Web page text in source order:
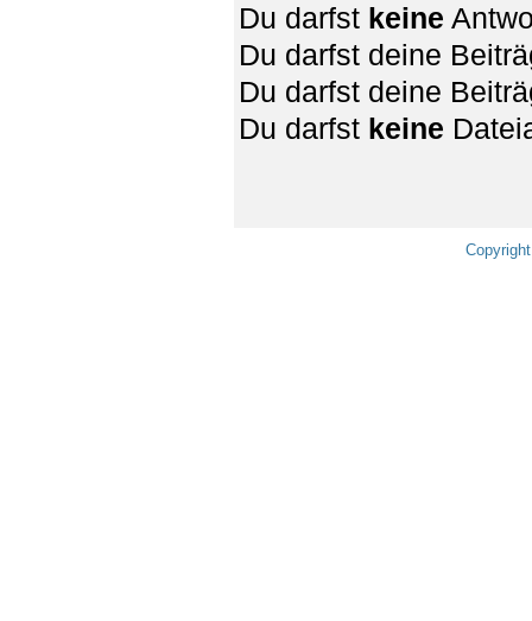
Du darfst keine
Du darfst deine
Du darfst deine
Du darfst keine